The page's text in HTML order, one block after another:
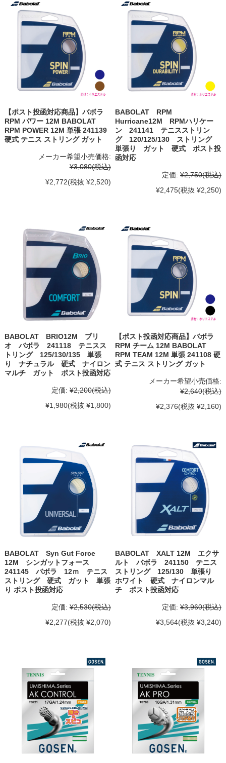
【ポスト投函対応商品】バボラ
RPM パワー 12M BABOLAT
RPM POWER 12M 単張 241139
硬式 テニス ストリング ガット
メーカー希望小売価格:
¥3,080(税込)
¥2,772(税抜 ¥2,520)
BABOLAT RPM
Hurricane12M RPMハリケー
ン 241141 テニスストリン
グ 120/125/130 ストリング
単張り ガット 硬式 ポスト投
函対応
定価: ¥2,750(税込)
¥2,475(税抜 ¥2,250)
BABOLAT BRIO12M ブリ
オ バボラ 241118 テニスス
トリング 125/130/135 単張
り ナチュラル 硬式 ナイロン
マルチ ガット ポスト投函対応
定価: ¥2,200(税込)
¥1,980(税抜 ¥1,800)
【ポスト投函対応商品】バボラ
RPM チーム 12M BABOLAT
RPM TEAM 12M 単張 241108 硬
式 テニス ストリング ガット
メーカー希望小売価格:
¥2,640(税込)
¥2,376(税抜 ¥2,160)
BABOLAT Syn Gut Force
12M シンガットフォース
241145 バボラ 12ｍ テニス
ストリング 硬式 ガット 単張
り ポスト投函対応
定価: ¥2,530(税込)
¥2,277(税抜 ¥2,070)
BABOLAT XALT 12M エクサ
ルト バボラ 241150 テニス
ストリング 125/130 単張り
ホワイト 硬式 ナイロンマル
チ ポスト投函対応
定価: ¥3,960(税込)
¥3,564(税抜 ¥3,240)